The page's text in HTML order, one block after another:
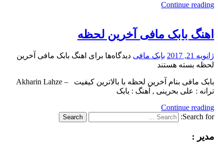
Continue reading
اهنگ بابک مافی آخرین لحظه
ژانویه 21, 2017 بابک مافی دیدگاه‌ها برای اهنگ بابک مافی آخرین
لحظه بسته هستند
بابک مافی بنام آخرین لحظه با بالاترین کیفیت – Akharin Lahze
ترانه : علی بحرینی , آهنگ : بابک
Continue reading
Search for:
Search
مدیر :